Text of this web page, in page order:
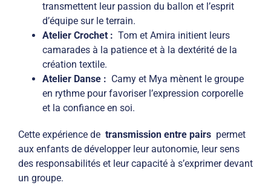
transmettent leur passion du ballon et l’esprit
d’équipe sur le terrain.
Atelier Crochet : Tom et Amira initient leurs
camarades à la patience et à la dextérité de la
création textile.
Atelier Danse : Camy et Mya mènent le groupe
en rythme pour favoriser l’expression corporelle
et la confiance en soi.
Cette expérience de transmission entre pairs permet
aux enfants de développer leur autonomie, leur sens
des responsabilités et leur capacité à s’exprimer devant
un groupe.